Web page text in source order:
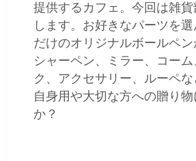
提供するカフェ。今回は雑
します。お好きなパーツを
だけのオリジナルボールペン
シャーペン、ミラー、コー
ク、アクセサリー、ルーペ
自身用や大切な方への贈り
か？